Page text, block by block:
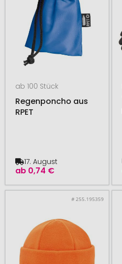
ab 100 Stück
Regenponcho aus
RPET
ab 0,74 €
17. August
# 255.195359